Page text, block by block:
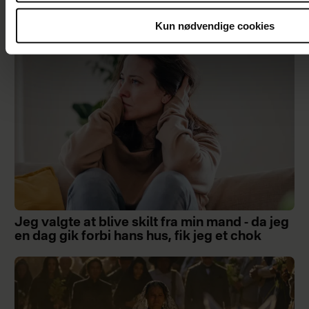
Kun nødvendige cookies
Jeg valgte at blive skilt fra min mand - da jeg
en dag gik forbi hans hus, fik jeg et chok